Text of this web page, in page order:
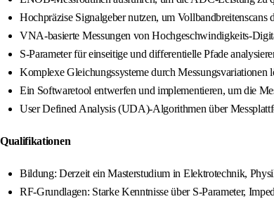
Hochpräzise Signalgeber nutzen, um
VNA-basierte Messungen von Hochgeschwindigkeits-
S-Parameter für einseitige und differentielle Pfade
Komplexe Gleichungssysteme durch
Ein Softwaretool entwerfen und implementieren, um die
User Defined Analysis (UDA)-Algorithmen über
Qualifikationen
Bildung: Derzeit ein Masterstudium in Elektrotechnik,
RF-Grundlagen: Starke Kenntnisse über S-Parameter,